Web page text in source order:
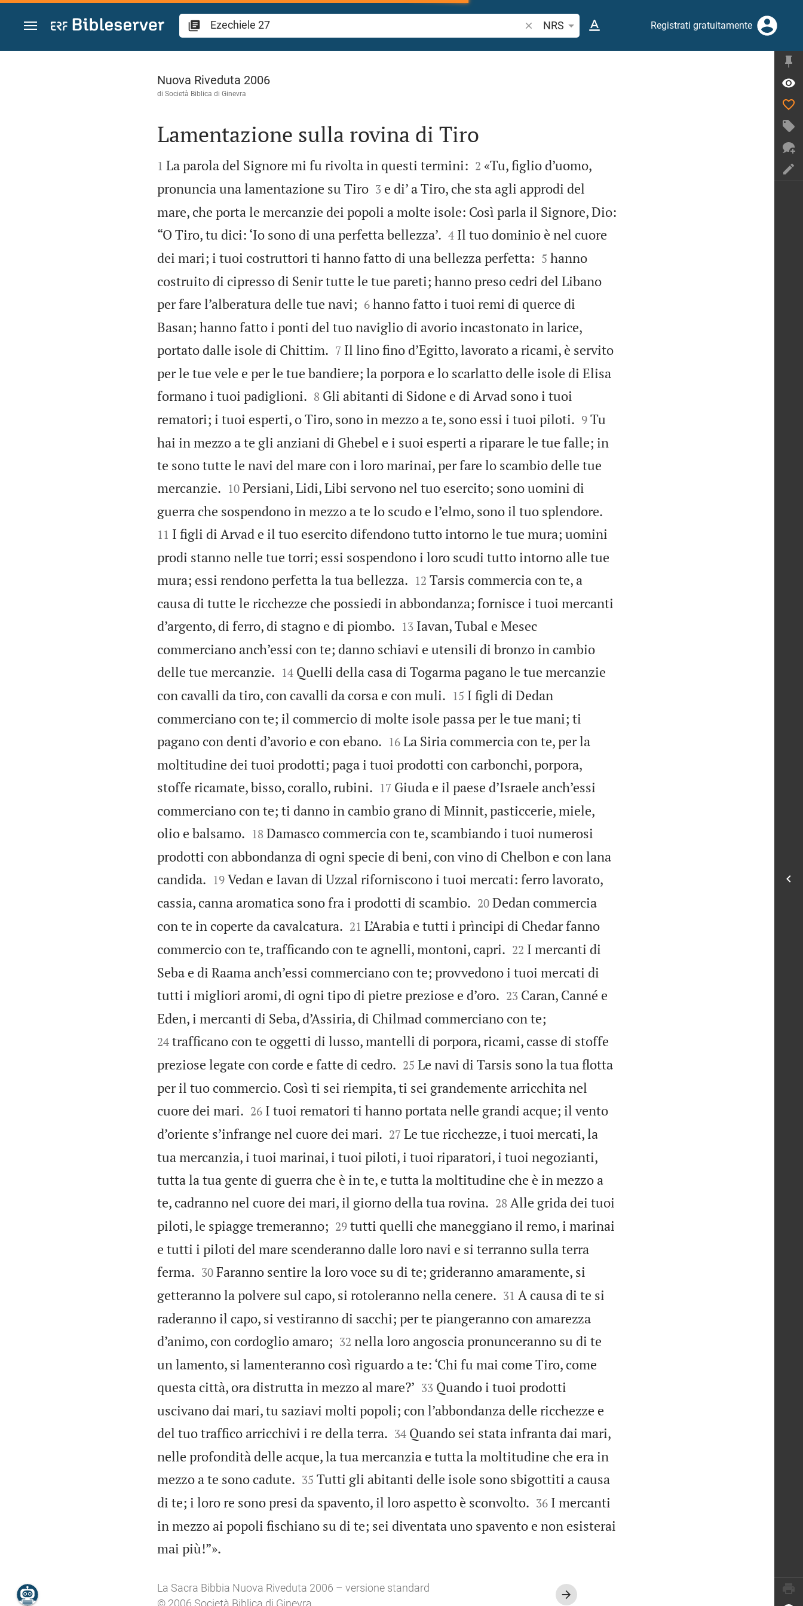
Vai al contenuto
Ricerca verso biblico o parola
NRS Registrati gratuitamente
Ezechiele 27
Nuova Riveduta 2006
di Società Biblica di Ginevra

Lamentazione sulla rovina di Tiro

1 La parola del Signore mi fu rivolta in questi termini:
2 «Tu, figlio d’uomo,
pronuncia una lamentazione su Tiro
3 e di’ a Tiro, che sta agli approdi del
mare, che porta le mercanzie dei popoli a molte isole: Così parla il Signore, Dio:
“O Tiro, tu dici: ‘Io sono di una perfetta bellezza’.
4 Il tuo dominio è nel cuore
dei mari; i tuoi costruttori ti hanno fatto di una bellezza perfetta:
5 hanno
costruito di cipresso di Senir tutte le tue pareti; hanno preso cedri del Libano
per fare l’alberatura delle tue navi;
6 hanno fatto i tuoi remi di querce di
Basan; hanno fatto i ponti del tuo naviglio di avorio incastonato in larice,
portato dalle isole di Chittim.
7 Il lino fino d’Egitto, lavorato a ricami, è servito
per le tue vele e per le tue bandiere; la porpora e lo scarlatto delle isole di Elisa
formano i tuoi padiglioni.
8 Gli abitanti di Sidone e di Arvad sono i tuoi
rematori; i tuoi esperti, o Tiro, sono in mezzo a te, sono essi i tuoi piloti.
9 Tu
hai in mezzo a te gli anziani di Ghebel e i suoi esperti a riparare le tue falle; in
te sono tutte le navi del mare con i loro marinai, per fare lo scambio delle tue
mercanzie.
10 Persiani, Lidi, Libi servono nel tuo esercito; sono uomini di
guerra che sospendono in mezzo a te lo scudo e l’elmo, sono il tuo splendore.
11 I figli di Arvad e il tuo esercito difendono tutto intorno le tue mura; uomini
prodi stanno nelle tue torri; essi sospendono i loro scudi tutto intorno alle tue
mura; essi rendono perfetta la tua bellezza.
12 Tarsis commercia con te, a
causa di tutte le ricchezze che possiedi in abbondanza; fornisce i tuoi mercanti
d’argento, di ferro, di stagno e di piombo.
13 Iavan, Tubal e Mesec
commerciano anch’essi con te; danno schiavi e utensili di bronzo in cambio
delle tue mercanzie.
14 Quelli della casa di Togarma pagano le tue mercanzie
con cavalli da tiro, con cavalli da corsa e con muli.
15 I figli di Dedan
commerciano con te; il commercio di molte isole passa per le tue mani; ti
pagano con denti d’avorio e con ebano.
16 La Siria commercia con te, per la
moltitudine dei tuoi prodotti; paga i tuoi prodotti con carbonchi, porpora,
stoffe ricamate, bisso, corallo, rubini.
17 Giuda e il paese d’Israele anch’essi
commerciano con te; ti danno in cambio grano di Minnit, pasticcerie, miele,
olio e balsamo.
18 Damasco commercia con te, scambiando i tuoi numerosi
prodotti con abbondanza di ogni specie di beni, con vino di Chelbon e con lana
candida.
19 Vedan e Iavan di Uzzal riforniscono i tuoi mercati: ferro lavorato,
cassia, canna aromatica sono fra i prodotti di scambio.
20 Dedan commercia
con te in coperte da cavalcatura.
21 L’Arabia e tutti i prìncipi di Chedar fanno
commercio con te, trafficando con te agnelli, montoni, capri.
22 I mercanti di
Seba e di Raama anch’essi commerciano con te; provvedono i tuoi mercati di
tutti i migliori aromi, di ogni tipo di pietre preziose e d’oro.
23 Caran, Canné e
Eden, i mercanti di Seba, d’Assiria, di Chilmad commerciano con te;
24 trafficano con te oggetti di lusso, mantelli di porpora, ricami, casse di stoffe
preziose legate con corde e fatte di cedro.
25 Le navi di Tarsis sono la tua flotta
per il tuo commercio. Così ti sei riempita, ti sei grandemente arricchita nel
cuore dei mari.
26 I tuoi rematori ti hanno portata nelle grandi acque; il vento
d’oriente s’infrange nel cuore dei mari.
27 Le tue ricchezze, i tuoi mercati, la
tua mercanzia, i tuoi marinai, i tuoi piloti, i tuoi riparatori, i tuoi negozianti,
tutta la tua gente di guerra che è in te, e tutta la moltitudine che è in mezzo a
te, cadranno nel cuore dei mari, il giorno della tua rovina.
28 Alle grida dei tuoi
piloti, le spiagge tremeranno;
29 tutti quelli che maneggiano il remo, i marinai
e tutti i piloti del mare scenderanno dalle loro navi e si terranno sulla terra
ferma.
30 Faranno sentire la loro voce su di te; grideranno amaramente, si
getteranno la polvere sul capo, si rotoleranno nella cenere.
31 A causa di te si
raderanno il capo, si vestiranno di sacchi; per te piangeranno con amarezza
d’animo, con cordoglio amaro;
32 nella loro angoscia pronunceranno su di te
un lamento, si lamenteranno così riguardo a te: ‘Chi fu mai come Tiro, come
questa città, ora distrutta in mezzo al mare?’
33 Quando i tuoi prodotti
uscivano dai mari, tu saziavi molti popoli; con l’abbondanza delle ricchezze e
del tuo traffico arricchivi i re della terra.
34 Quando sei stata infranta dai mari,
nelle profondità delle acque, la tua mercanzia e tutta la moltitudine che era in
mezzo a te sono cadute.
35 Tutti gli abitanti delle isole sono sbigottiti a causa
di te; i loro re sono presi da spavento, il loro aspetto è sconvolto.
36 I mercanti
in mezzo ai popoli fischiano su di te; sei diventata uno spavento e non esisterai
mai più!”».
La Sacra Bibbia Nuova Riveduta 2006 – versione standard
© 2006 Società Biblica di Ginevra